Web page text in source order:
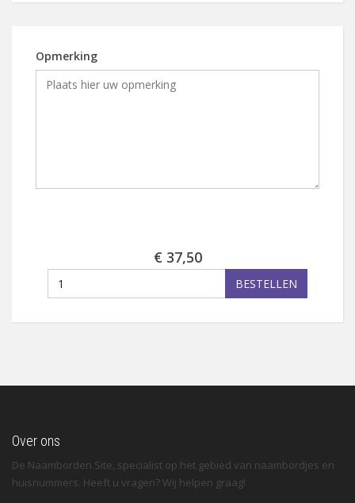
Opmerking
€ 37,50
BESTELLEN
Over ons
De Naamborden Site, specialist op het gebied van naambordjes en
huisnummers. Heeft u vragen? Wij helpen graag!